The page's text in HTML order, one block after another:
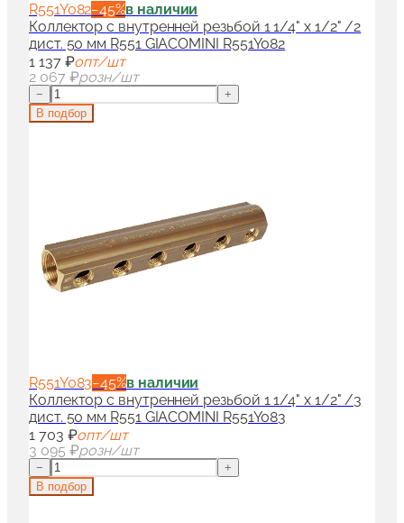
R551Y082−45%в наличии
Коллектор с внутренней резьбой 1 1/4" x 1/2" /2
дист. 50 мм R551 GIACOMINI R551Y082
1 137 ₽опт/шт
2 067 ₽розн/шт
−
+
В подбор
R551Y083−45%в наличии
Коллектор с внутренней резьбой 1 1/4" x 1/2" /3
дист. 50 мм R551 GIACOMINI R551Y083
1 703 ₽опт/шт
3 095 ₽розн/шт
−
+
В подбор